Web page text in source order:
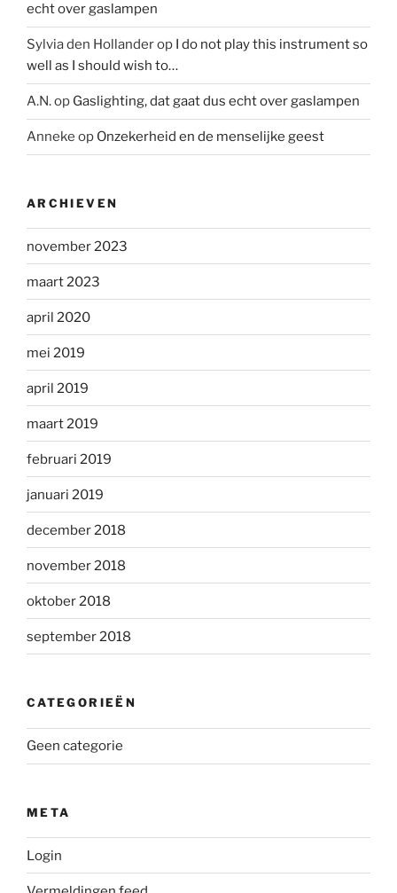
echt over gaslampen
Sylvia den Hollanderop I do not play this instrument so
well as I should wish to…
A.N.op Gaslighting, dat gaat dus echt over gaslampen
Anneke op Onzekerheid en de menselijke geest
ARCHIEVEN
november 2023
maart 2023
april 2020
mei 2019
april 2019
maart 2019
februari 2019
januari 2019
december 2018
november 2018
oktober 2018
september 2018
CATEGORIEËN
Geen categorie
META
Login